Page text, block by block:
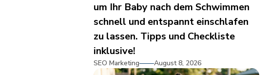
um Ihr Baby nach dem Schwimmen
schnell und entspannt einschlafen
zu lassen. Tipps und Checkliste
inklusive!
SEO Marketing August 8, 2026